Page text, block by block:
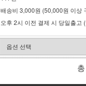
배송비 3,000원 (50,000원 이상
오후 2시 이전 결제 시 당일출고